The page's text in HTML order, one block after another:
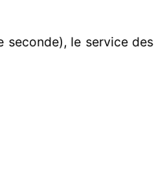
seconde), le service des